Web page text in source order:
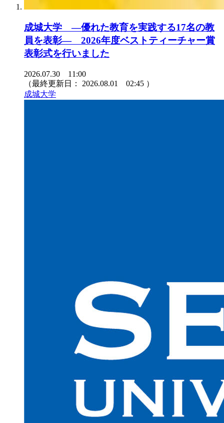
成城大学 ―優れた教育を実践する17名の教
員を表彰― 2026年度ベストティーチャー賞
表彰式を行いました
2026.07.30 11:00
（最終更新日： 2026.08.01 02:45 ）
成城大学